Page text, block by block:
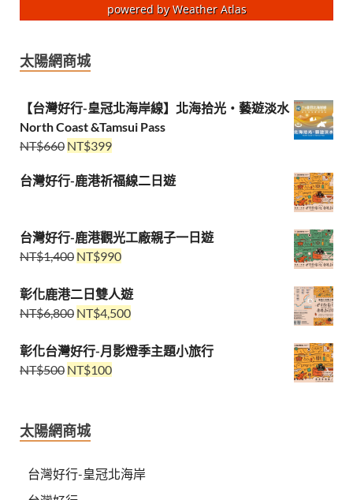
powered byWeather Atlas
太陽網商城
【台灣好行-皇冠北海岸線】北海拾光・藝遊淡水
North Coast &Tamsui Pass
NT$660 NT$399
台灣好行-鹿港祈福線二日遊
台灣好行-鹿港觀光工廠親子一日遊
NT$1,400 NT$990
彰化鹿港二日雙人遊
NT$6,800 NT$4,500
彰化台灣好行-月影燈季主題小旅行
NT$500 NT$100
太陽網商城
台灣好行-皇冠北海岸